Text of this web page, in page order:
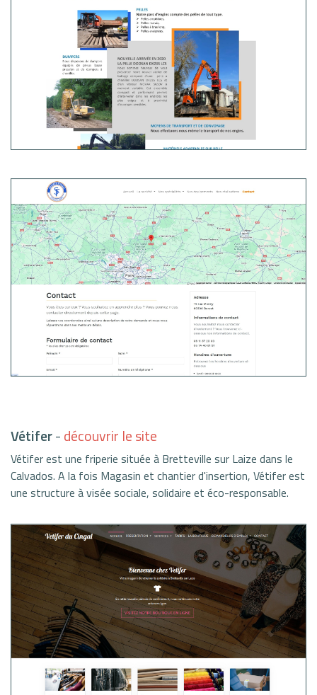
Vétifer-découvrir le site
Vétifer est une friperie située à Bretteville sur Laize dans le
Calvados. A la fois Magasin et chantier d'insertion, Vétifer est
une structure à visée sociale, solidaire et éco-responsable.